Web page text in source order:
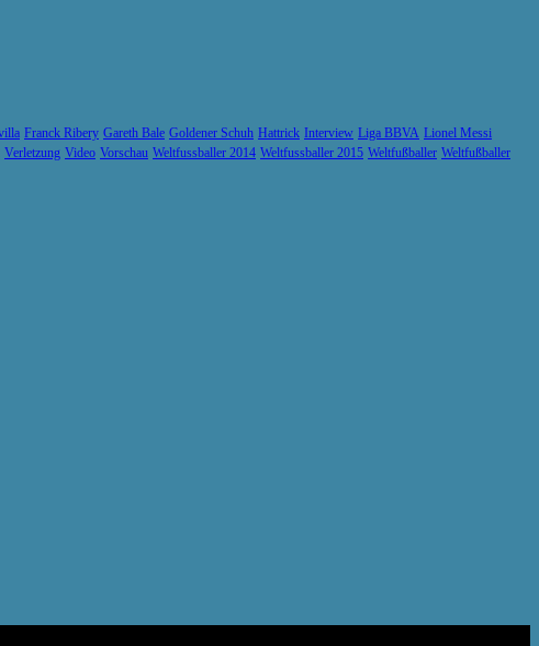
Franck Ribery Gareth Bale Goldener Schuh Hattrick Interview Liga BBVA Lionel Messi
Verletzung Video Vorschau Weltfussballer 2014 Weltfussballer 2015 Weltfußballer Weltfußballer